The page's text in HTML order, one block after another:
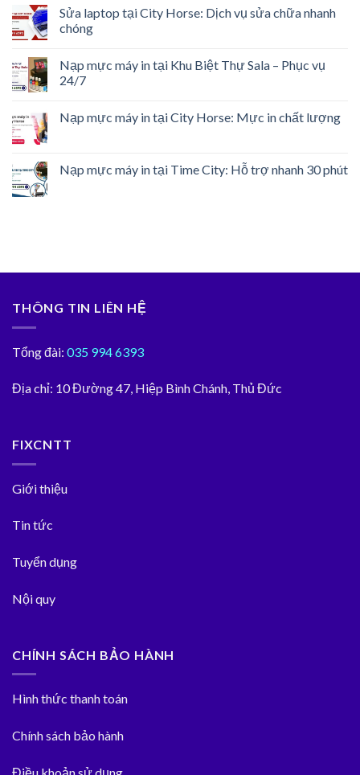
Sửa laptop tại City Horse: Dịch vụ sửa chữa nhanh
chóng
Nạp mực máy in tại Khu Biệt Thự Sala – Phục vụ
24/7
Nạp mực máy in tại City Horse: Mực in chất lượng
Nạp mực máy in tại Time City: Hỗ trợ nhanh 30 phút
THÔNG TIN LIÊN HỆ
Tổng đài: 035 994 6393
Địa chỉ: 10 Đường 47, Hiệp Bình Chánh, Thủ Đức
FIXCNTT
Giới thiệu
Tin tức
Tuyển dụng
Nội quy
CHÍNH SÁCH BẢO HÀNH
Hình thức thanh toán
Chính sách bảo hành